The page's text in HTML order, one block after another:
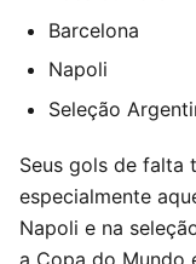
Barcelona
Napoli
Seleção
Seus gols de falta
especialmente
Napoli e na
a Copa do Mundo